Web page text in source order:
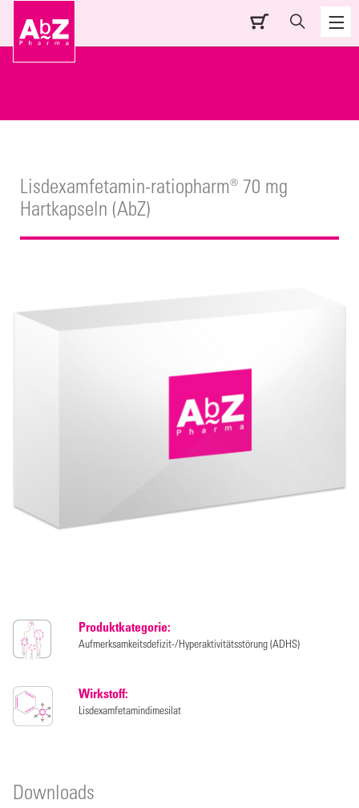
Lisdexamfetamin-ratiopharm® 70 mg
Hartkapseln (AbZ)
Produktkategorie:
Aufmerksamkeitsdefizit-/Hyperaktivitätsstörung (ADHS)
Wirkstoff:
Lisdexamfetamindimesilat
Downloads